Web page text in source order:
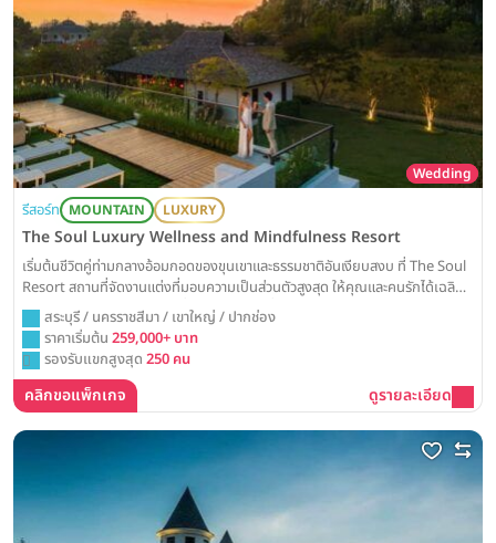
Wedding
รีสอร์ท MOUNTAIN LUXURY
The Soul Luxury Wellness and Mindfulness Resort
เริ่มต้นชีวิตคู่ท่ามกลางอ้อมกอดของขุนเขาและธรรมชาติอันเงียบสงบ ที่ The Soul
Resort สถานที่จัดงานแต่งที่มอบความเป็นส่วนตัวสูงสุด ให้คุณและคนรักได้เฉลิม
ฉลองวันสำคัญในบรรยากาศที่ผ่อนคลายและเปี่ยมด้วยความหมายอย่างแท้จริง
สระบุรี / นครราชสีมา / เขาใหญ่ / ปากช่อง
ราคาเริ่มต้น 259,000+ บาท
รองรับแขกสูงสุด 250 คน
คลิกขอแพ็กเกจ ดูรายละเอียด